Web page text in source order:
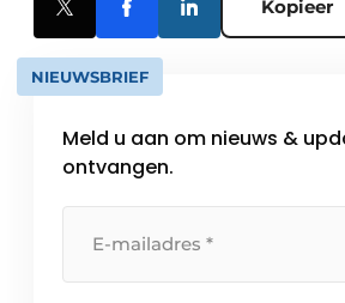
Kopieer
NIEUWSBRIEF
Meld u aan om nieuws &
ontvangen.